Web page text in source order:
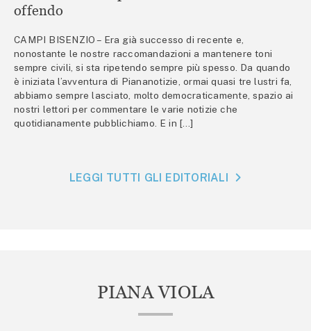
offendo
CAMPI BISENZIO – Era già successo di recente e,
nonostante le nostre raccomandazioni a mantenere toni
sempre civili, si sta ripetendo sempre più spesso. Da quando
è iniziata l’avventura di Piananotizie, ormai quasi tre lustri fa,
abbiamo sempre lasciato, molto democraticamente, spazio ai
nostri lettori per commentare le varie notizie che
quotidianamente pubblichiamo. E in […]
LEGGI TUTTI GLI EDITORIALI
PIANA VIOLA